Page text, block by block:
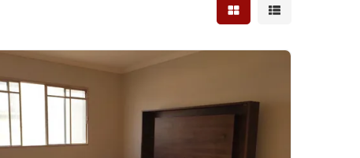
Mostrar resultados
Mostrar